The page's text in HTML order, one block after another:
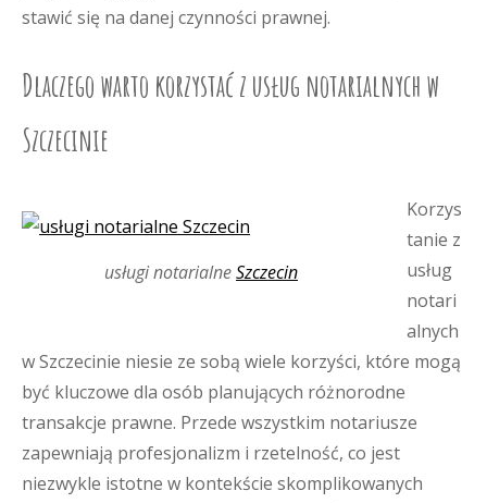
stawić się na danej czynności prawnej.
Dlaczego warto korzystać z usług notarialnych w
Szczecinie
usługi notarialneSzczecin
Korzys
tanie z
usług
notari
alnych
w Szczecinie niesie ze sobą wiele korzyści, które mogą
być kluczowe dla osób planujących różnorodne
transakcje prawne. Przede wszystkim notariusze
zapewniają profesjonalizm i rzetelność, co jest
niezwykle istotne w kontekście skomplikowanych